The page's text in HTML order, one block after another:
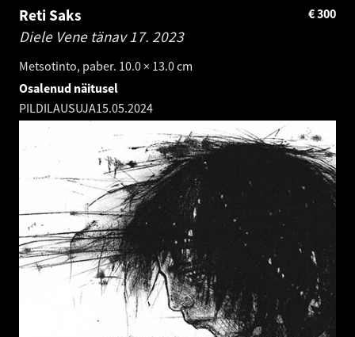
Reti Saks
Diele Vene tänav 17. 2023
Metsotinto, paber. 10.0 × 13.0 cm
300
€
Osalenud näitusel
PILDILAUSUJA15.05.2024